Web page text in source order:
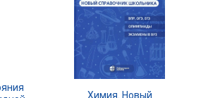
Химия. Новый